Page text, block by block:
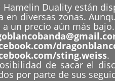
Hamelin Duality están
en diversas zonas.
un precio aún más
sting.weiss.
de sacar el
por parte de sus